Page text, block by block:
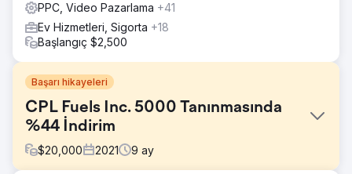
PPC, Video Pazarlama +41
Ev Hizmetleri, Sigorta +18
Başlangıç $2,500
Başarı hikayeleri
CPL Fuels Inc. 5000 Tanınmasında
%44 İndirim
$20,000 2021 9 ay